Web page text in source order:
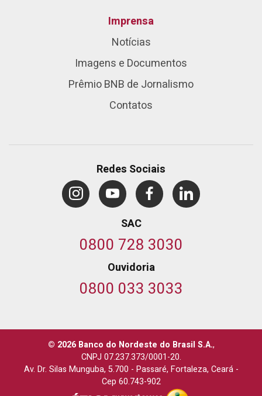
Imprensa
Notícias
Imagens e Documentos
Prêmio BNB de Jornalismo
Contatos
Redes Sociais
SAC
0800 728 3030
Ouvidoria
0800 033 3033
© 2026 Banco do Nordeste do Brasil S.A.,
CNPJ 07.237.373/0001-20.
Av. Dr. Silas Munguba, 5.700 - Passaré, Fortaleza, Ceará-
Cep 60.743-902